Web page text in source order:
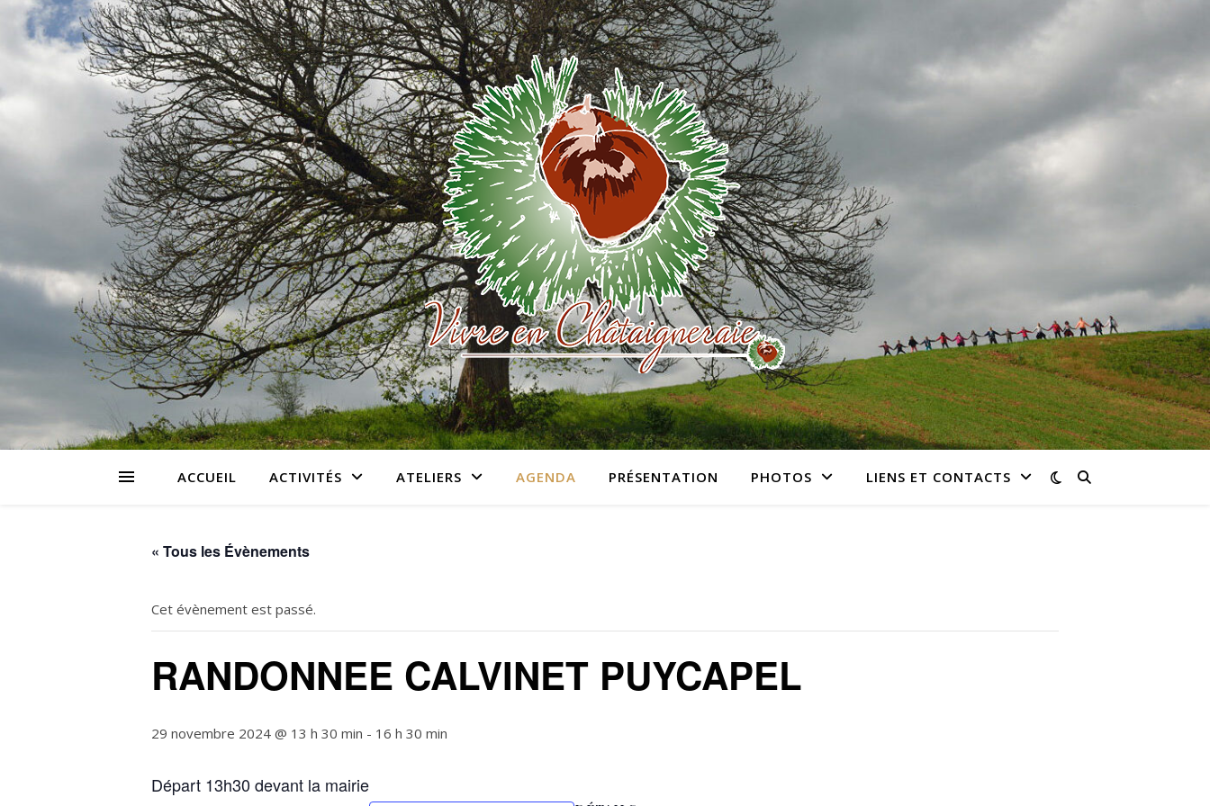
ACCUEIL ACTIVITÉS ATELIERS AGENDA PRÉSENTATION PHOTOS LIENS ET CONTACTS
« Tous les Évènements
Cet évènement est passé.
RANDONNEE CALVINET PUYCAPEL
29 novembre 2024 @ 13 h 30 min - 16 h 30 min
Départ 13h30 devant la mairie